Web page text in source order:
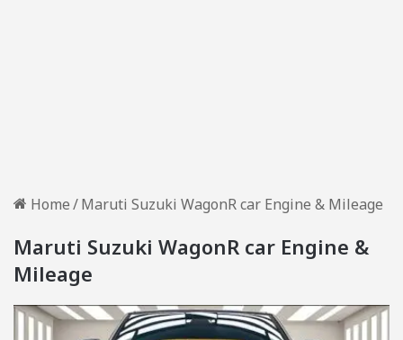
Home/Maruti Suzuki WagonR car Engine & Mileage
Maruti Suzuki WagonR car Engine &
Mileage